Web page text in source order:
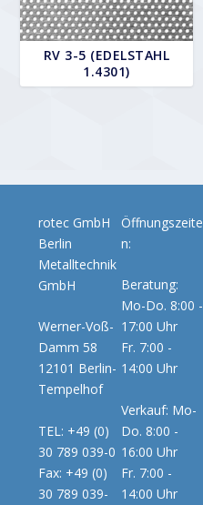
RV 3-5 (EDELSTAHL
1.4301)
rotec GmbH
Berlin
Metalltechnik
GmbH
Werner-Voß-
Damm 58
12101 Berlin-
Tempelhof
TEL: +49 (0)
30 789 039-0
Fax: +49 (0)
30 789 039-
Öffnungszeite
n:
Beratung:
Mo-Do. 8:00 -
17:00 Uhr
Fr. 7:00 -
14:00 Uhr
Verkauf: Mo-
Do. 8:00 -
16:00 Uhr
Fr. 7:00 -
14:00 Uhr